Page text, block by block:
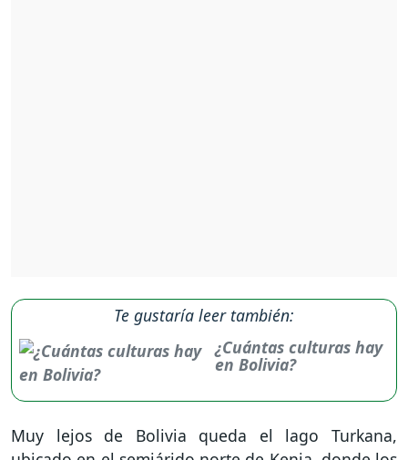
Te gustaría leer también:
¿Cuántas culturas hay
en Bolivia?
Muy lejos de Bolivia queda el lago Turkana,